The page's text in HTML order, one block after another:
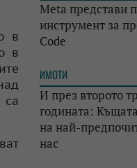
в
в
Meta представи
инструмент за
Code
ИМОТИ
И през второто
годината:
на най-
нас